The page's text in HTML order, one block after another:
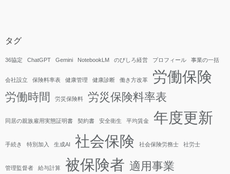
タグ
36協定 ChatGPT Gemini NotebookLM のびしろ経営 プロフィール 事業の一括
会社設立 保険料率表 健康管理 健康診断 働き方改革 労働保険
労働時間 労災保険料 労災保険料率表
同居の親族雇用実態証明書 契約書 安全衛生 平均賃金 年度更新
手続き 特別加入 生成AI 社会保険 社会保険労務士 社労士
管理監督者 給与計算 被保険者 適用事業